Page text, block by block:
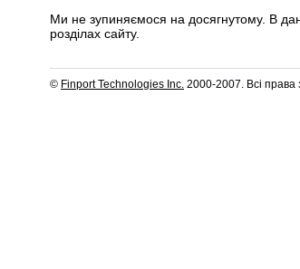
Ми не зупиняємося на досягнутому. В
розділах сайту.
© Finport Technologies Inc. 2000-2007. Всі права